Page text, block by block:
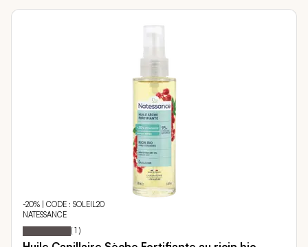
-20% | CODE : SOLEIL20
NATESSANCE
Notation: 100
% of
( 1 )